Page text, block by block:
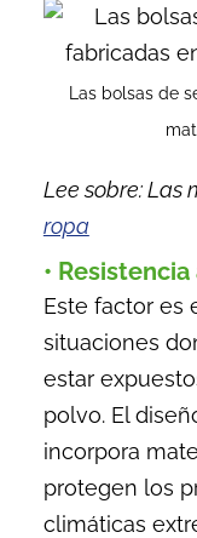
Las bolsas de
Lee sobre: Las
ropa
•
Este factor es
situaciones
estar
polvo. El
incorpora
protegen los
climáticas